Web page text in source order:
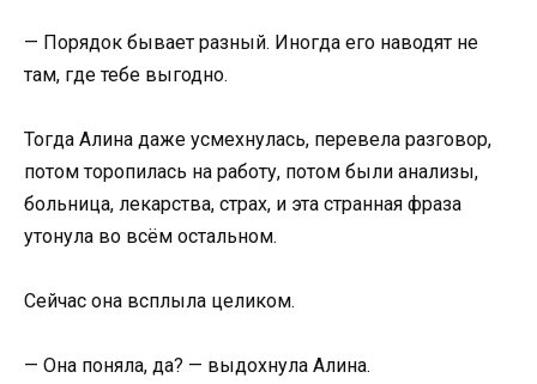
— Порядок бывает разный. Иногда его наводят не
там, где тебе выгодно.
Тогда Алина даже усмехнулась, перевела разговор,
потом торопилась на работу, потом были анализы,
больница, лекарства, страх, и эта странная фраза
утонула во всём остальном.
Сейчас она всплыла целиком.
— Она поняла, да? — выдохнула Алина.